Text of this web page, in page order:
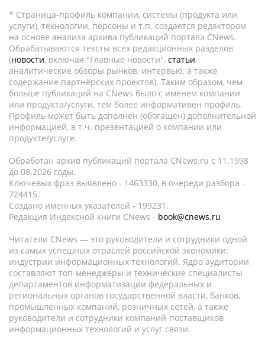
* Страница-профиль компании, системы (продукта или
услуги), технологии, персоны и т.п. создается редактором
на основе анализа архива публикаций портала CNews.
Обрабатываются тексты всех редакционных разделов
(новости, включая "Главные новости", статьи,
аналитические обзоры рынков, интервью, а также
содержание партнёрских проектов). Таким образом, чем
больше публикаций на CNews было с именем компании
или продукта/услуги, тем более информативен профиль.
Профиль может быть дополнен (обогащен) дополнительной
информацией, в т.ч. презентацией о компании или
продукте/услуге.
Обработан архив публикаций портала CNews.ru c 11.1998
до 08.2026 годы.
Ключевых фраз выявлено - 1463330, в очереди разбора -
724415.
Создано именных указателей - 199231.
Редакция Индексной книги CNews - book@cnews.ru
Читатели CNews — это руководители и сотрудники одной
из самых успешных отраслей российской экономики:
индустрии информационных технологий. Ядро аудитории
составляют топ-менеджеры и технические специалисты
департаментов информатизации федеральных и
региональных органов государственной власти, банков,
промышленных компаний, розничных сетей, а также
руководители и сотрудники компаний-поставщиков
информационных технологий и услуг связи.